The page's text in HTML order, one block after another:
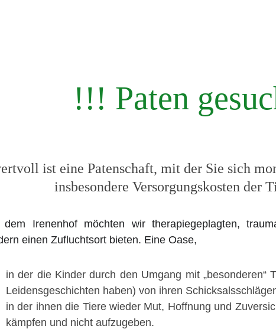
!!! Paten
dem Irenenhof möchten wir therapiegeplagten,
einen Zufluchtsort bieten. Eine Oase,
in der die Kinder durch den Umgang mit „besonderen“
Leidensgeschichten haben) von ihren
in der ihnen die Tiere wieder Mut, Hoffnung und
kämpfen und nicht aufzugeben.
ist eine Patenschaft, mit der Sie sich
insbesondere Versorgungskosten der